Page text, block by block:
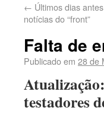
← Últimos dias
notícias do “front”
Falta de
Publicado em 28 de
testadores